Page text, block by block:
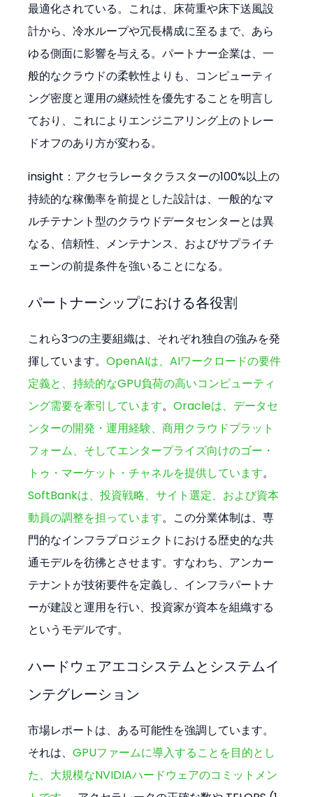
最適化されている。これは、床荷重や床下送風設
計から、冷水ループや冗長構成に至るまで、あら
ゆる側面に影響を与える。パートナー企業は、一
般的なクラウドの柔軟性よりも、コンピューティ
ング密度と運用の継続性を優先することを明言し
ており、これによりエンジニアリング上のトレー
ドオフのあり方が変わる。
insight：アクセラレータクラスターの100%以上の
持続的な稼働率を前提とした設計は、一般的なマ
ルチテナント型のクラウドデータセンターとは異
なる、信頼性、メンテナンス、およびサプライチ
ェーンの前提条件を強いることになる。
パートナーシップにおける各役割
これら3つの主要組織は、それぞれ独自の強みを発
揮しています。OpenAIは、AIワークロードの要件
定義と、持続的なGPU負荷の高いコンピューティ
ング需要を牽引しています。Oracleは、データセ
ンターの開発・運用経験、商用クラウドプラット
フォーム、そしてエンタープライズ向けのゴー・
トゥ・マーケット・チャネルを提供しています。
SoftBankは、投資戦略、サイト選定、および資本
動員の調整を担っています。この分業体制は、専
門的なインフラプロジェクトにおける歴史的な共
通モデルを彷彿とさせます。すなわち、アンカー
テナントが技術要件を定義し、インフラパートナ
ーが建設と運用を行い、投資家が資本を組織する
というモデルです。
ハードウェアエコシステムとシステムイ
ンテグレーション
市場レポートは、ある可能性を強調しています。
それは、GPUファームに導入することを目的とし
た、大規模なNVIDIAハードウェアのコミットメン